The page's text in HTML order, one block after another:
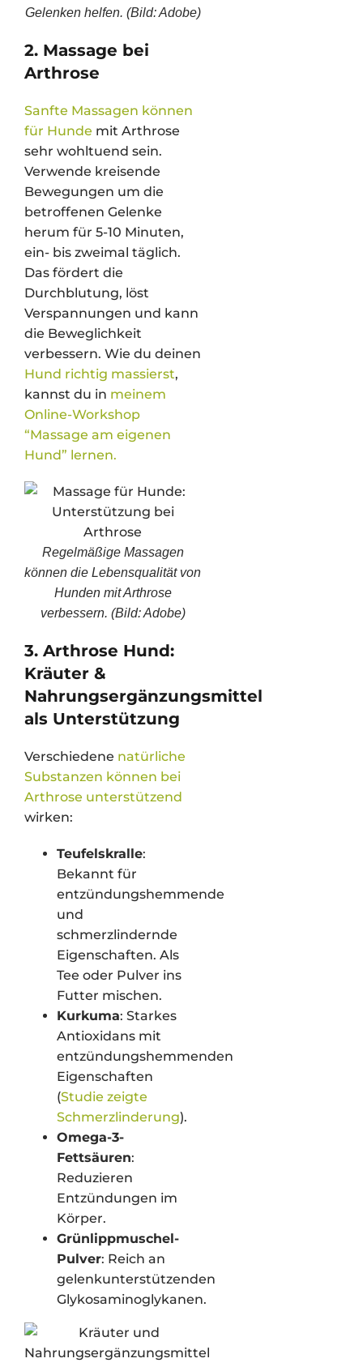
Gelenken helfen. (Bild: Adobe)
2. Massage bei
Arthrose
Sanfte Massagen können
für Hunde mit Arthrose
sehr wohltuend sein.
Verwende kreisende
Bewegungen um die
betroffenen Gelenke
herum für 5-10 Minuten,
ein- bis zweimal täglich.
Das fördert die
Durchblutung, löst
Verspannungen und kann
die Beweglichkeit
verbessern. Wie du deinen
Hund richtig massierst,
kannst du in meinem
Online-Workshop
“Massage am eigenen
Hund” lernen.
Regelmäßige Massagen
können die Lebensqualität von
Hunden mit Arthrose
verbessern. (Bild: Adobe)
3. Arthrose Hund:
Kräuter &
Nahrungsergänzungsmittel
als Unterstützung
Verschiedene natürliche
Substanzen können bei
Arthrose unterstützend
wirken:
Teufelskralle:
Bekannt für
entzündungshemmende
und
schmerzlindernde
Eigenschaften. Als
Tee oder Pulver ins
Futter mischen.
Kurkuma: Starkes
Antioxidans mit
entzündungshemmenden
Eigenschaften
(Studie zeigte
Schmerzlinderung).
Omega-3-
Fettsäuren:
Reduzieren
Entzündungen im
Körper.
Grünlippmuschel-
Pulver: Reich an
gelenkunterstützenden
Glykosaminoglykanen.